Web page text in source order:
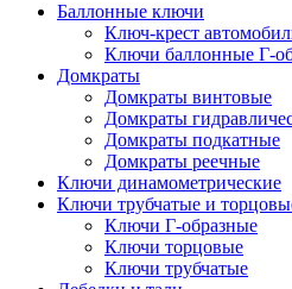
Баллонные ключи
Ключ-крест
Ключи баллонные Г-
Домкраты
Домкраты винтовые
Домкраты
Домкраты подкатные
Домкраты реечные
Ключи динамометрические
Ключи трубчатые и
Ключи Г-образные
Ключи торцовые
Ключи трубчатые